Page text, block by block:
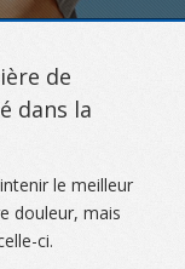
de
dans la
le meilleur
douleur, mais
ci.